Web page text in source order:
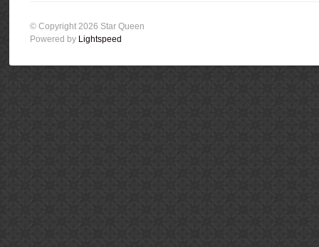
© Copyright 2026 Star Queen
Powered by Lightspeed